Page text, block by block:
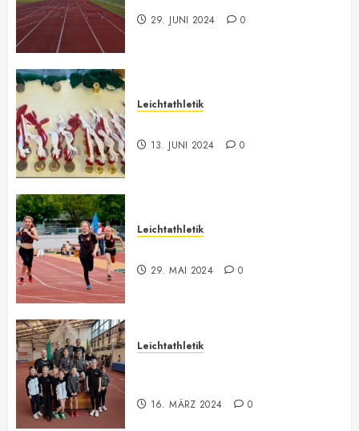
29. JUNI 2024 0
Leichtathletik
13. JUNI 2024 0
Leichtathletik
29. MAI 2024 0
Leichtathletik
16. MÄRZ 2024 0